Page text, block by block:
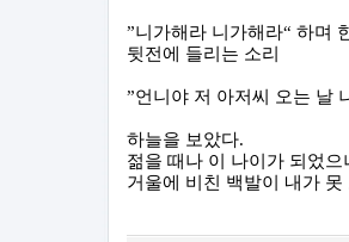
”니가해라 니가해라“ 하며
뒷전에 들리는 소리
”언니야 저 아저씨 오는 날
하늘을 보았다.
젊을 때나 이 나이가 되었
거울에 비친 백발이 내가